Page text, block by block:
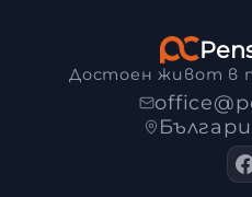
Достоен живот в